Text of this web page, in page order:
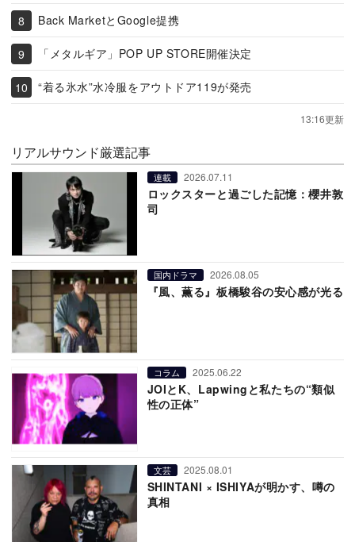
Back MarketとGoogle提携
「メタルギア」POP UP STORE開催決定
“着る氷水”水冷服をアウトドア119が発売
13:16更新
リアルサウンド厳選記事
連載 2026.07.11
ロックスターと過ごした記憶：櫻井敦
司
国内ドラマ 2026.08.05
『風、薫る』板橋駿谷の安心感が光る
コラム 2025.06.22
JOIとK、Lapwingと私たちの“類似
性の正体”
文芸 2025.08.01
SHINTANI × ISHIYAが明かす、噂の
真相